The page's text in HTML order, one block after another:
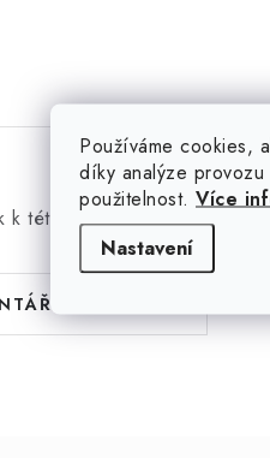
Používáme cookies,
díky analýze
použitelnost. Více
Nastavení
k této položce.